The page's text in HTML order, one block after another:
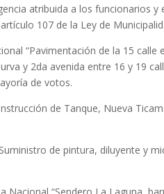
atribuida a los funcionarios y
107 de la Ley de
“Pavimentación de la 15 calle
y 2da avenida entre 16 y 19
de votos.
de Tanque, Nueva
de pintura, diluyente y